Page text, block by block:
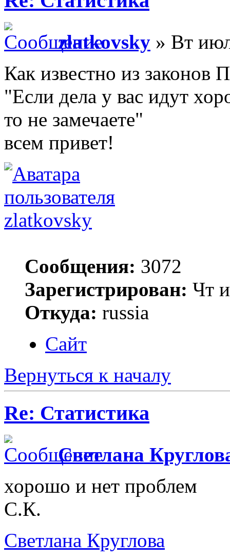
zlatkovsky » Вт
Как известно из законов
"Если дела у вас идут
то не замечаете"
всем привет!
zlatkovsky
Сообщения: 3072
Зарегистрирован: Чт
Откуда: russia
Сайт
Вернуться к началу
Re: Статистика
Светлана
хорошо и нет проблем
С.К.
Светлана Круглова